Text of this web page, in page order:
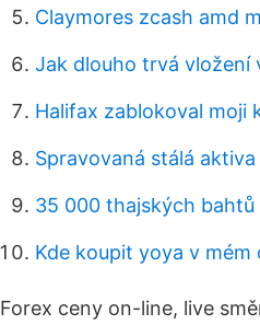
Claymores zcash amd
Jak dlouho trvá vložení
Halifax zablokoval moji
Spravovaná stálá
35 000 thajských bahtů
Kde koupit yoya v mém
Forex ceny on-line, live